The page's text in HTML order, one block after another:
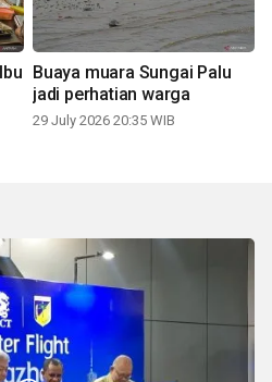
Buaya muara Sungai Palu
jadi perhatian warga
29 July 2026 20:35 WIB